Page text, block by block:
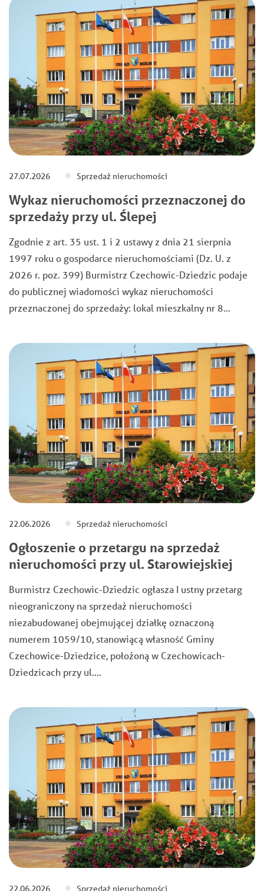
27.07.2026 Sprzedaż nieruchomości
Wykaz nieruchomości przeznaczonej do
sprzedaży przy ul. Ślepej
Zgodnie z art. 35 ust. 1 i 2 ustawy z dnia 21 sierpnia
1997 roku o gospodarce nieruchomościami (Dz. U. z
2026 r. poz. 399) Burmistrz Czechowic-Dziedzic podaje
do publicznej wiadomości wykaz nieruchomości
przeznaczonej do sprzedaży: lokal mieszkalny nr 8…
22.06.2026 Sprzedaż nieruchomości
Ogłoszenie o przetargu na sprzedaż
nieruchomości przy ul. Starowiejskiej
Burmistrz Czechowic-Dziedzic ogłasza I ustny przetarg
nieograniczony na sprzedaż nieruchomości
niezabudowanej obejmującej działkę oznaczoną
numerem 1059/10, stanowiącą własność Gminy
Czechowice-Dziedzice, położoną w Czechowicach-
Dziedzicach przy ul.…
22.06.2026 Sprzedaż nieruchomości